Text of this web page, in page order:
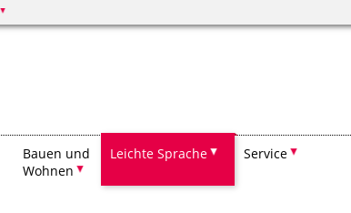
Bauen und
Wohnen
Leichte Sprache Service